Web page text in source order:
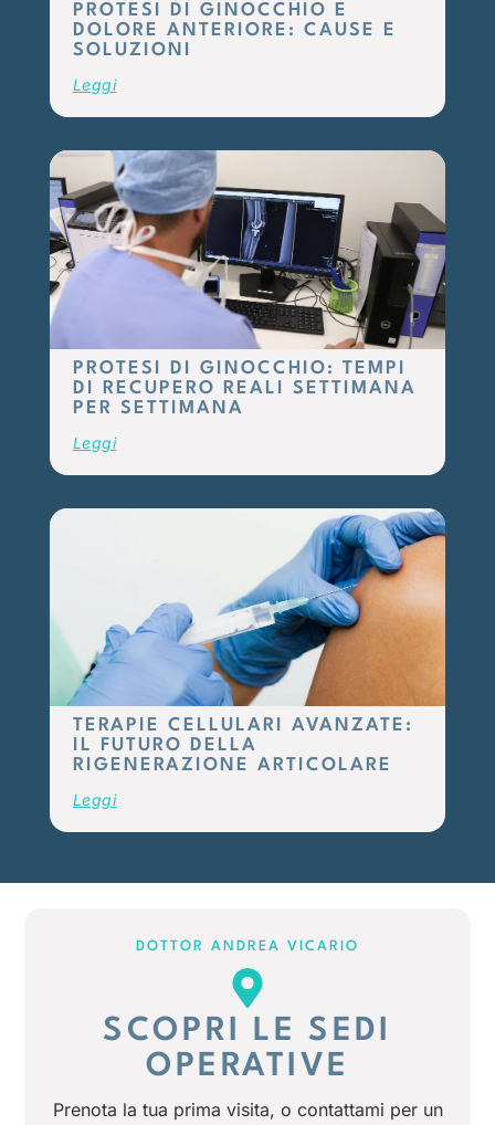
PROTESI DI GINOCCHIO E
DOLORE ANTERIORE: CAUSE E
SOLUZIONI
Leggi
PROTESI DI GINOCCHIO: TEMPI
DI RECUPERO REALI SETTIMANA
PER SETTIMANA
Leggi
TERAPIE CELLULARI AVANZATE:
IL FUTURO DELLA
RIGENERAZIONE ARTICOLARE
Leggi
DOTTOR ANDREA VICARIO
SCOPRI LE SEDI
OPERATIVE
Prenota la tua prima visita, o contattami per un